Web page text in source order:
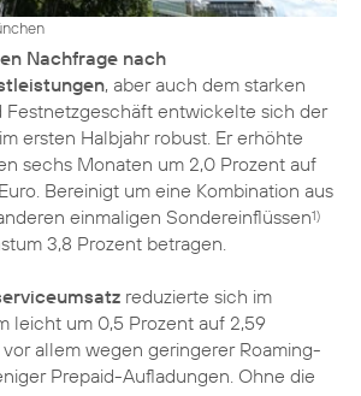
Nachfrage nach
, aber auch dem starken
Festnetzgeschäft entwickelte sich der
ersten Halbjahr robust. Er erhöhte
sechs Monaten um 2,0 Prozent auf
Bereinigt um eine Kombination aus
einmaligen Sondereinflüssen1)
3,8 Prozent betragen.
reduzierte sich im
leicht um 0,5 Prozent auf 2,59
allem wegen geringerer Roaming-
Prepaid-Aufladungen. Ohne die